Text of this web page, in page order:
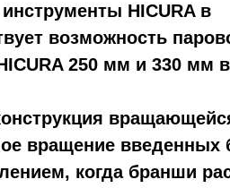
HICURA в
возможность
250 мм и 330 мм
вращение введенных
когда бранши